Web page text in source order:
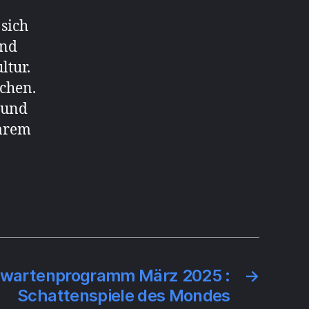
→
März 2025 :
Schattenspiele des Mondes